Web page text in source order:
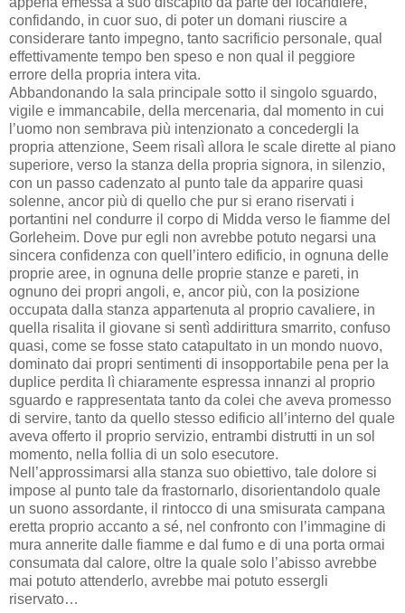
confidando, in cuor suo, di poter un domani riuscire a
considerare tanto impegno, tanto sacrificio personale, qual
effettivamente tempo ben speso e non qual il peggiore
errore della propria intera vita.
Abbandonando la sala principale sotto il singolo sguardo,
vigile e immancabile, della mercenaria, dal momento in cui
l’uomo non sembrava più intenzionato a concedergli la
propria attenzione, Seem risalì allora le scale dirette al piano
superiore, verso la stanza della propria signora, in silenzio,
con un passo cadenzato al punto tale da apparire quasi
solenne, ancor più di quello che pur si erano riservati i
portantini nel condurre il corpo di Midda verso le fiamme del
Gorleheim. Dove pur egli non avrebbe potuto negarsi una
sincera confidenza con quell’intero edificio, in ognuna delle
proprie aree, in ognuna delle proprie stanze e pareti, in
ognuno dei propri angoli, e, ancor più, con la posizione
occupata dalla stanza appartenuta al proprio cavaliere, in
quella risalita il giovane si sentì addirittura smarrito, confuso
quasi, come se fosse stato catapultato in un mondo nuovo,
dominato dai propri sentimenti di insopportabile pena per la
duplice perdita lì chiaramente espressa innanzi al proprio
sguardo e rappresentata tanto da colei che aveva promesso
di servire, tanto da quello stesso edificio all’interno del quale
aveva offerto il proprio servizio, entrambi distrutti in un sol
momento, nella follia di un solo esecutore.
Nell’approssimarsi alla stanza suo obiettivo, tale dolore si
impose al punto tale da frastornarlo, disorientandolo quale
un suono assordante, il rintocco di una smisurata campana
eretta proprio accanto a sé, nel confronto con l’immagine di
mura annerite dalle fiamme e dal fumo e di una porta ormai
consumata dal calore, oltre la quale solo l’abisso avrebbe
mai potuto attenderlo, avrebbe mai potuto essergli
riservato…